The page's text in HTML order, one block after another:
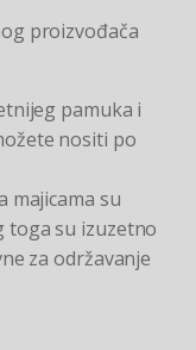
proizvođača
pamuka i
nositi po
majicama su
toga su izuzetno
za održavanje